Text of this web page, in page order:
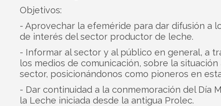
Objetivos:
- Aprovechar la efeméride para dar difusión a
de interés del sector productor de leche.
- Informar al sector y al público en general, a
los medios de comunicación, sobre la situación
sector, posicionándonos como pioneros en
- Dar continuidad a la conmemoración del Día
la Leche iniciada desde la antigua Prolec.